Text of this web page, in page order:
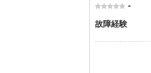
-
故障経験